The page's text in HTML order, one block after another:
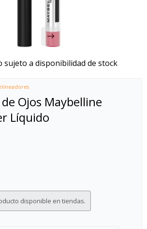
sujeto a disponibilidad de stock
Ojos Maybelline
Líquido
disponible en tiendas.